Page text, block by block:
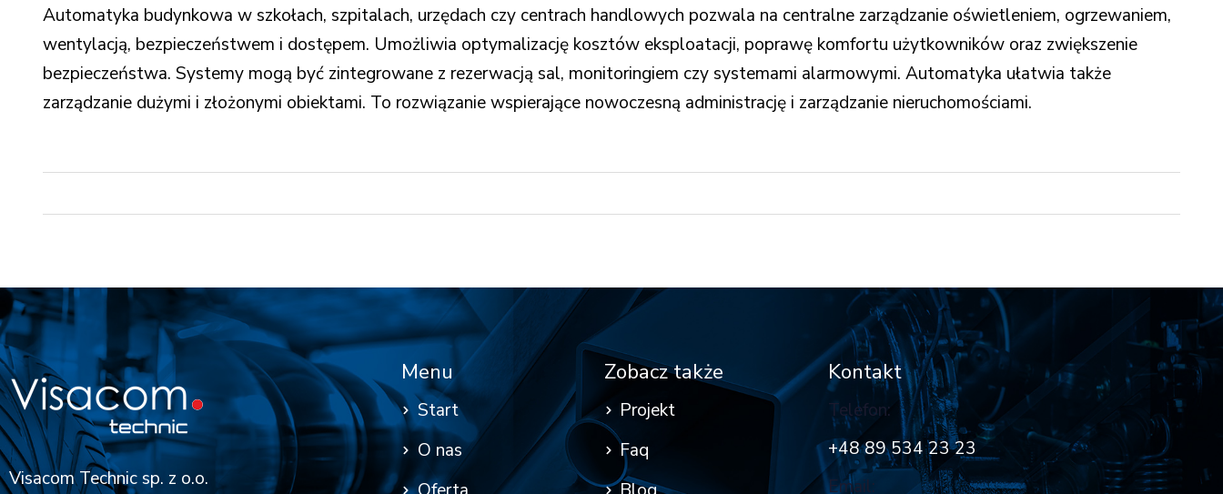
Automatyka budynkowa w szkołach, szpitalach, urzędach czy centrach handlowych pozwala na centralne zarządzanie oświetleniem, ogrzewaniem,
wentylacją, bezpieczeństwem i dostępem. Umożliwia optymalizację kosztów eksploatacji, poprawę komfortu użytkowników oraz zwiększenie
bezpieczeństwa. Systemy mogą być zintegrowane z rezerwacją sal, monitoringiem czy systemami alarmowymi. Automatyka ułatwia także
zarządzanie dużymi i złożonymi obiektami. To rozwiązanie wspierające nowoczesną administrację i zarządzanie nieruchomościami.
Visacom Technic sp. z o.o.
Menu
Start
O nas
Zobacz także
Projekt
Faq
Kontakt
Telefon:
+48 89 534 23 23
Email: